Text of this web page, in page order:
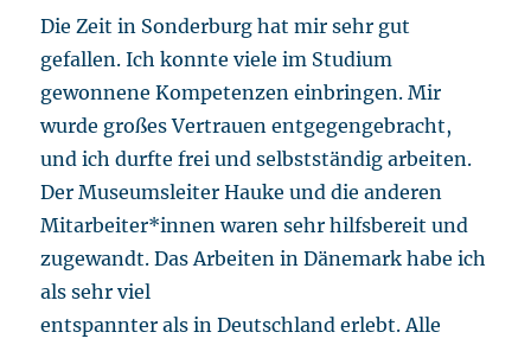
Die Zeit in Sonderburg hat mir sehr gut
gefallen. Ich konnte viele im Studium
gewonnene Kompetenzen einbringen. Mir
wurde großes Vertrauen entgegengebracht,
und ich durfte frei und selbstständig arbeiten.
Der Museumsleiter Hauke und die anderen
Mitarbeiter*innen waren sehr hilfsbereit und
zugewandt. Das Arbeiten in Dänemark habe ich
als sehr viel
entspannter als in Deutschland erlebt. Alle